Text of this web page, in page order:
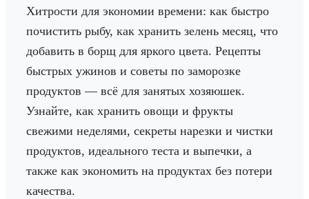
Хитрости для экономии времени: как быстро
почистить рыбу, как хранить зелень месяц, что
добавить в борщ для яркого цвета. Рецепты
быстрых ужинов и советы по заморозке
продуктов — всё для занятых хозяюшек.
Узнайте, как хранить овощи и фрукты
свежими неделями, секреты нарезки и чистки
продуктов, идеального теста и выпечки, а
также как экономить на продуктах без потери
качества.